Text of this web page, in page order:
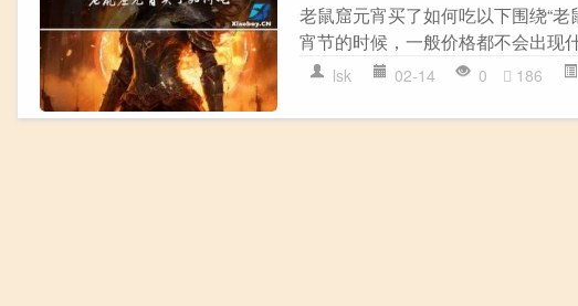
老鼠窟元宵买了如何吃以下围绕“
宵节的时候，一般价格都不会出现
lsk 02-14 0 186